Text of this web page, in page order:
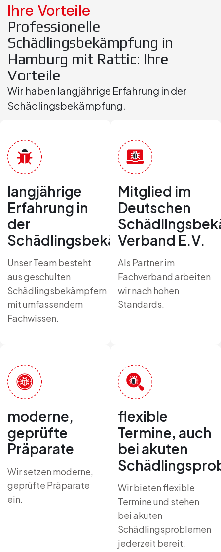
Ihre Vorteile
Professionelle
Schädlingsbekämpfung in
Hamburg mit Rattic: Ihre
Vorteile
Wir haben langjährige Erfahrung in der
Schädlingsbekämpfung.
langjährige
Erfahrung in
der
Schädlingsbekämpfung
Unser Team besteht
aus geschulten
Schädlingsbekämpfern
mit umfassendem
Fachwissen.
Mitglied im
Deutschen
Verband E.V.
Als Partner im
Fachverband arbeiten
wir nach hohen
Standards.
moderne,
geprüfte
Präparate
Wir setzen moderne,
geprüfte Präparate
ein.
flexible
Termine, auch
bei akuten
Wir bieten flexible
Termine und stehen
bei akuten
Schädlingsproblemen
jederzeit bereit.